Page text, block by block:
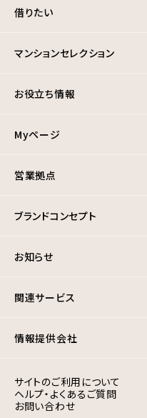
借りたい
マンションセレクション
お役立ち情報
Myページ
営業拠点
ブランドコンセプト
お知らせ
関連サービス
情報提供会社
サイトのご利用について
ヘルプ・よくあるご質問
お問い合わせ